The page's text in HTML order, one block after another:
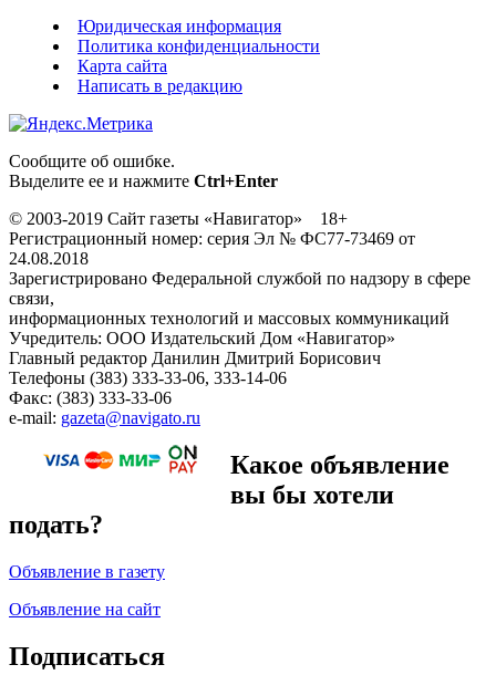
Юридическая информация
Политика конфиденциальности
Карта сайта
Написать в редакцию
Сообщите об ошибке.
Выделите ее и нажмите Ctrl+Enter
© 2003-2019 Сайт газеты «Навигатор» 18+
Регистрационный номер: серия Эл № ФС77-73469 от
24.08.2018
Зарегистрировано Федеральной службой по надзору в сфере
связи,
информационных технологий и массовых коммуникаций
Учредитель: ООО Издательский Дом «Навигатор»
Главный редактор Данилин Дмитрий Борисович
Телефоны (383) 333-33-06, 333-14-06
Факс: (383) 333-33-06
e-mail: gazeta@navigato.ru
Какое объявление
вы бы хотели
подать?
Объявление в газету
Объявление на сайт
Подписаться